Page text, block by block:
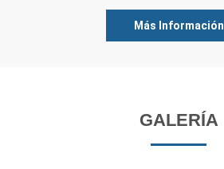
Más Información
GALERÍA